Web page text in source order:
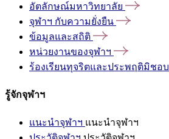
อัตลักษณ์มหาวิทยาลัย
จุฬาฯ กับความยั่งยืน
ข้อมูลและสถิติ
หน่วยงานของจุฬาฯ
ร้องเรียนทุจริตและประพฤติมิชอบ
รู้จักจุฬาฯ
แนะนำจุฬาฯ แนะนำจุฬาฯ